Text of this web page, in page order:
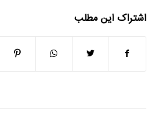
اشتراک این مطلب